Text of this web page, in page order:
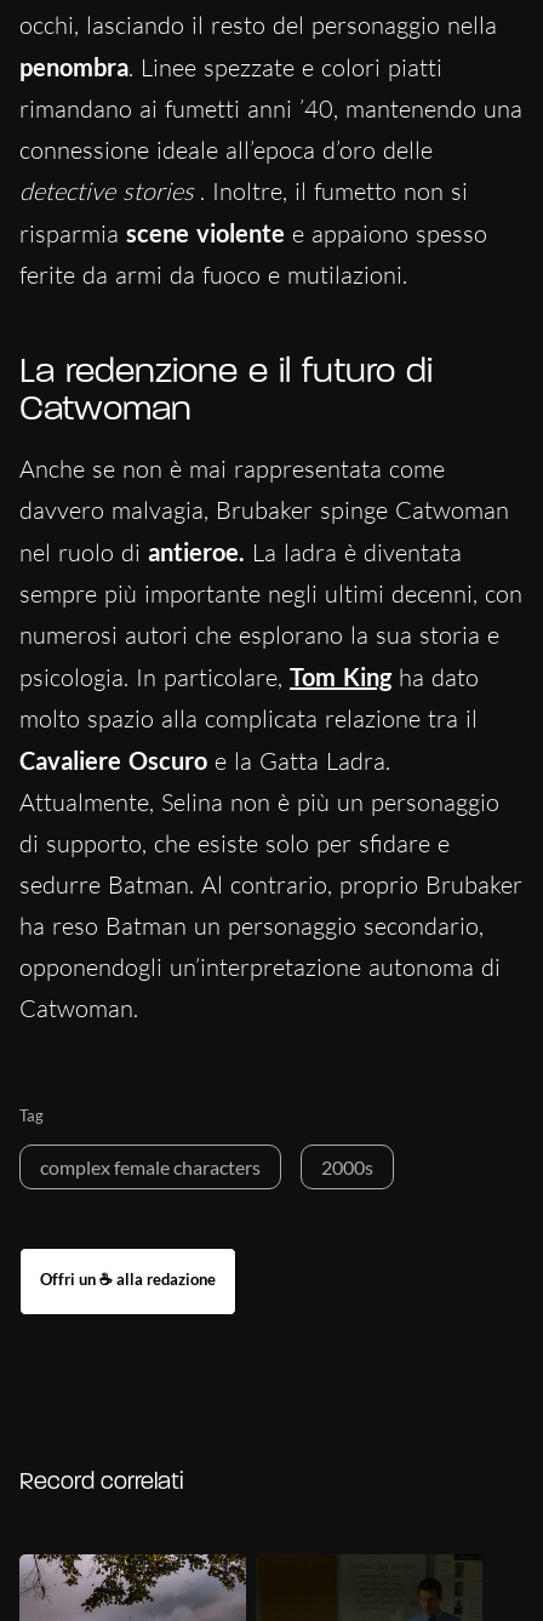
occhi, lasciando il resto del personaggio nella
penombra. Linee spezzate e colori piatti
rimandano ai fumetti anni ’40, mantenendo una
connessione ideale all’epoca d’oro delle
detective stories . Inoltre, il fumetto non si
risparmia scene violente e appaiono spesso
ferite da armi da fuoco e mutilazioni.
La redenzione e il futuro di
Catwoman
Anche se non è mai rappresentata come
davvero malvagia, Brubaker spinge Catwoman
nel ruolo di antieroe. La ladra è diventata
sempre più importante negli ultimi decenni, con
numerosi autori che esplorano la sua storia e
psicologia. In particolare, Tom Kingha dato
molto spazio alla complicata relazione tra il
Cavaliere Oscuro e la Gatta Ladra.
Attualmente, Selina non è più un personaggio
di supporto, che esiste solo per sfidare e
sedurre Batman. Al contrario, proprio Brubaker
ha reso Batman un personaggio secondario,
opponendogli un’interpretazione autonoma di
Catwoman.
Tag
complex female characters 2000s
Record correlati